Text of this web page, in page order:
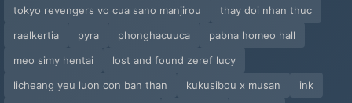
tokyo revengers vo cua sano manjirou
thay doi nhan thuc
raelkertia
pyra phonghacuuca
pabna homeo hall
meo simy hentai
lost and found zeref lucy
licheang yeu luon con ban than
kukusibou x musan
ink